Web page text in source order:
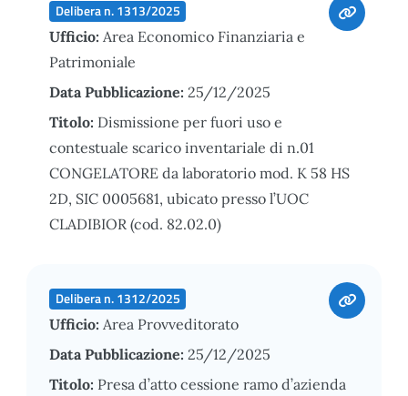
Delibera n. 1313/2025
Ufficio: Area Economico Finanziaria e
Patrimoniale
Data Pubblicazione: 25/12/2025
Titolo: Dismissione per fuori uso e
contestuale scarico inventariale di n.01
CONGELATORE da laboratorio mod. K 58 HS
2D, SIC 0005681, ubicato presso l’UOC
CLADIBIOR (cod. 82.02.0)
Delibera n. 1312/2025
Ufficio: Area Provveditorato
Data Pubblicazione: 25/12/2025
Titolo: Presa d’atto cessione ramo d’azienda